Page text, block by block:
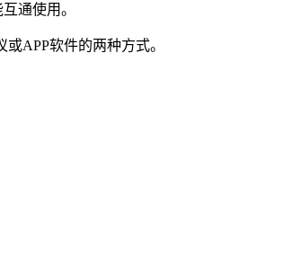
通使用。
APP软件的两种方式。